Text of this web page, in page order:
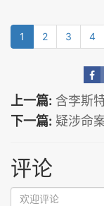
1 2 3 4
上一篇: 含李斯
下一篇: 疑涉命
评论